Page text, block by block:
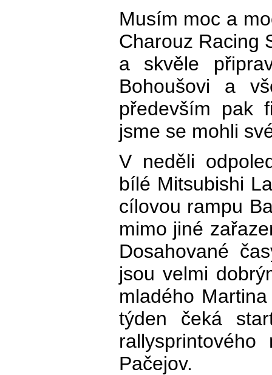
Musím moc a
Charouz Racing
a skvěle
Bohoušovi a
především pak
jsme se mohli
V neděli
bílé Mitsubishi
cílovou rampu
mimo jiné
Dosahované
jsou velmi
mladého
týden čeká
Pačejov.